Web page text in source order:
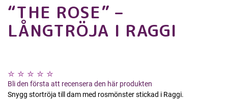
“THE ROSE” –
LÅNGTRÖJA I RAGGI
Bli den första att recensera den här produkten
Snygg stortröja till dam med rosmönster stickad i Raggi.